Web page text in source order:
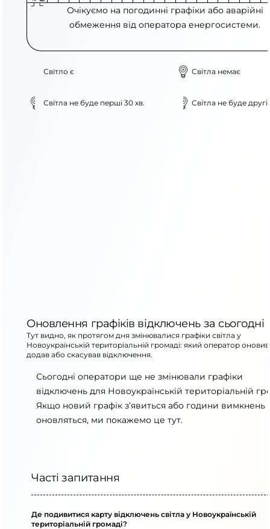
Очікуємо на погодинні графіки або аварійні
обмеження від оператора енергосистеми.
Світло є Світла немає
Світла не буде перші 30 хв. Світла не буде другі
Оновлення графіків відключень за сьогодні
Тут видно, як протягом дня змінювалися графіки світла у
Новоукраїнській територіальній громаді: який оператор
додав або скасував відключення.
Сьогодні оператори ще не змінювали графіки
відключень для Новоукраїнській територіальній
Якщо новий графік з’явиться або години вимкнень
оновляться, ми покажемо це тут.
Часті запитання
Де подивитися карту відключень світла у Новоукраїнській
територіальній громаді?